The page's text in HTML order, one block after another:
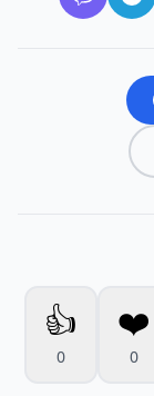
👍
0
❤️
0